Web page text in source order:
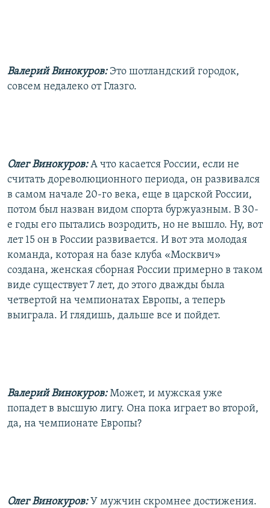
Валерий Винокуров: Это шотландский городок,
совсем недалеко от Глазго.
Олег Винокуров: А что касается России, если не
считать дореволюционного периода, он развивался
в самом начале 20-го века, еще в царской России,
потом был назван видом спорта буржуазным. В 30-
е годы его пытались возродить, но не вышло. Ну, вот
лет 15 он в России развивается. И вот эта молодая
команда, которая на базе клуба «Москвич»
создана, женская сборная России примерно в таком
виде существует 7 лет, до этого дважды была
четвертой на чемпионатах Европы, а теперь
выиграла. И глядишь, дальше все и пойдет.
Валерий Винокуров: Может, и мужская уже
попадет в высшую лигу. Она пока играет во второй,
да, на чемпионате Европы?
Олег Винокуров: У мужчин скромнее достижения.